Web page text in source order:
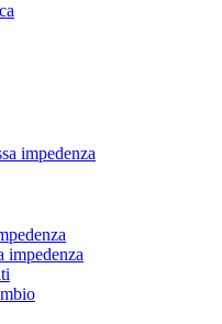
impedenza
impedenza